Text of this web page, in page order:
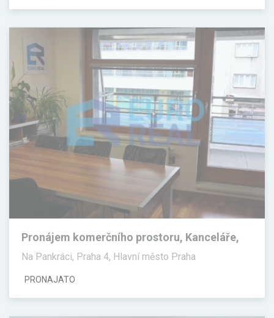
Pronájem komerčního prostoru, Kanceláře,
100 m²
Na Pankráci, Praha 4, Hlavní město Praha
PRONAJATO